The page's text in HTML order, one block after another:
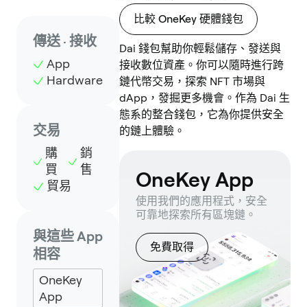
傳送 · 接收
App
Hardware
交易
購
買
銷
售
貿易
與這些 App
相容
OneKey
App
比較 OneKey 硬體錢包
Dai 錢包幫助你輕鬆儲存、發送與
接收數位資產。你可以隨時進行跨
鏈代幣交易，探索 NFT 市場與
dApp，發掘更多機會。作為 Dai 生
態系的整合錢包，它為你提供安全
的鏈上體驗。
OneKey App
使用我們的應用程式，安全
可靠地探索所有區塊鏈。
免費取得